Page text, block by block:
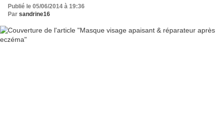
Publié le 05/06/2014 à 19:36
Par sandrine16